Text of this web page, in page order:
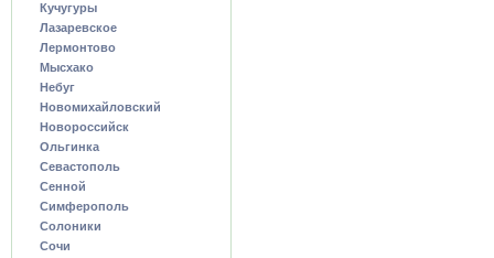
Кучугуры
Лазаревское
Лермонтово
Мысхако
Небуг
Новомихайловский
Новороссийск
Ольгинка
Севастополь
Сенной
Симферополь
Солоники
Сочи